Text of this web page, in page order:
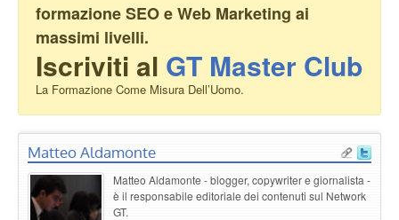
formazione SEO e Web Marketing ai
massimi livelli.
Iscriviti al GT Master Club
La Formazione Come Misura Dell’Uomo.
Matteo Aldamonte
Matteo Aldamonte - blogger, copywriter e giornalista -
è il responsabile editoriale dei contenuti sul Network
GT.